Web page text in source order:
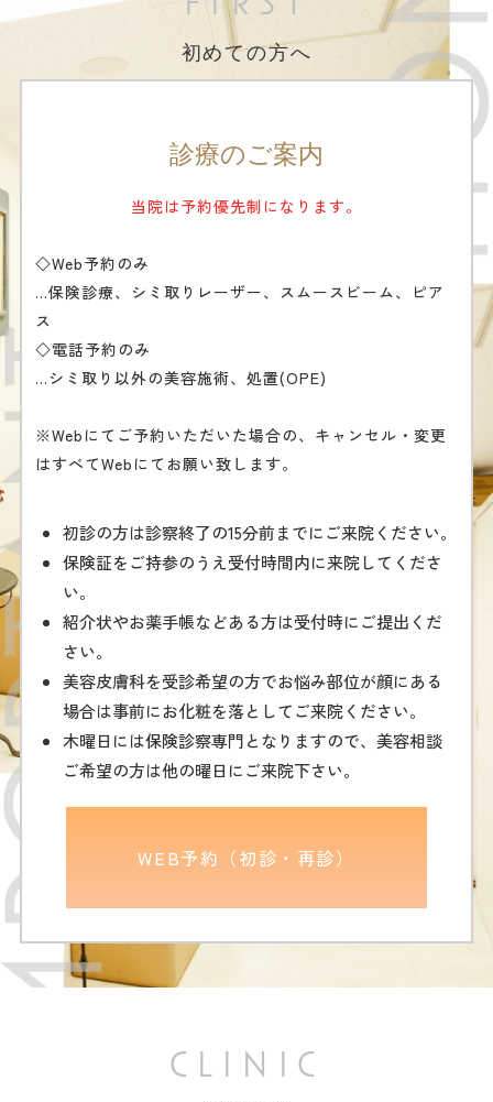
インフルエンザ予防接種開始のおしらせ
スムースビーム受付中止のお知らせ
LINEとオンライン診療を始めました。
診療担当医変更のお知らせ
初めての方へ
診療のご案内
当院は予約優先制になります。
◇Web予約のみ
…保険診療、シミ取りレーザー、スムースビーム、ピア
ス
◇電話予約のみ
…シミ取り以外の美容施術、処置(OPE)
※Webにてご予約いただいた場合の、キャンセル・変更
はすべてWebにてお願い致します。
初診の方は診察終了の15分前までにご来院ください。
保険証をご持参のうえ受付時間内に来院してくださ
い。
紹介状やお薬手帳などある方は受付時にご提出くだ
さい。
美容皮膚科を受診希望の方でお悩み部位が顔にある
場合は事前にお化粧を落としてご来院ください。
木曜日には保険診察専門となりますので、美容相談
ご希望の方は他の曜日にご来院下さい。
WEB予約（初診・再診）
CLINIC